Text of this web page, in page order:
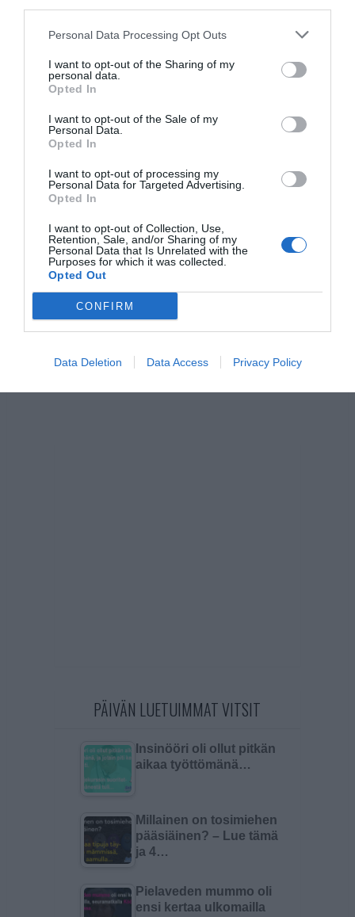
Personal Data Processing Opt Outs
I want to opt-out of the Sharing of my
personal data.
Opted In
I want to opt-out of the Sale of my
Personal Data.
Opted In
I want to opt-out of processing my
Personal Data for Targeted Advertising.
Opted In
I want to opt-out of Collection, Use,
Retention, Sale, and/or Sharing of my
Personal Data that Is Unrelated with the
Purposes for which it was collected.
Opted Out
CONFIRM
Data Deletion Data Access Privacy Policy
F
a
c
e
b
o
k
M
e
ss
e
n
g
X W
h
at
A
C
o
p
Li
S
h
ar
PÄIVÄN LUETUIMMAT VITSIT
Insinööri oli ollut pitkän
aikaa työttömänä…
Millainen on tosimiehen
pääsiäinen? – Lue tämä
ja 4…
Pielaveden mummo oli
ensi kertaa ulkomailla